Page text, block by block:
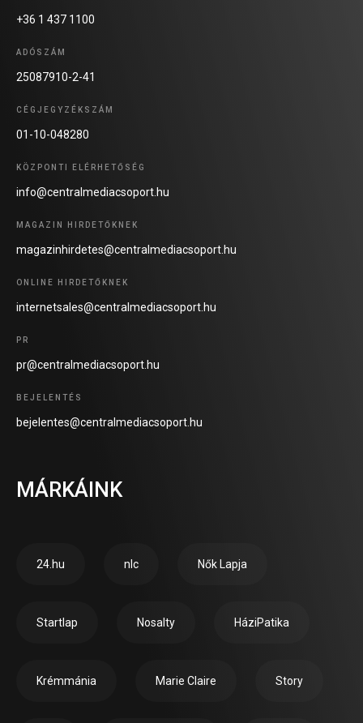
+36 1 437 1100
ADÓSZÁM
25087910-2-41
CÉGJEGYZÉKSZÁM
01-10-048280
KÖZPONTI ELÉRHETŐSÉG
info@centralmediacsoport.hu
MAGAZIN HIRDETŐKNEK
magazinhirdetes@centralmediacsoport.hu
ONLINE HIRDETŐKNEK
internetsales@centralmediacsoport.hu
PR
pr@centralmediacsoport.hu
BEJELENTÉS
bejelentes@centralmediacsoport.hu
MÁRKÁINK
24.hu nlc Nők Lapja
Startlap Nosalty HáziPatika
Krémmánia Marie Claire Story